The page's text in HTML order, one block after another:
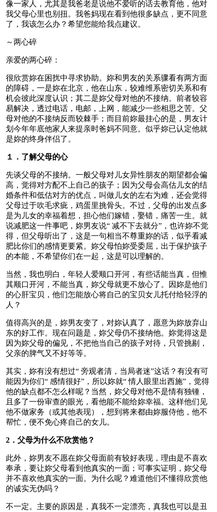
像一家人，尤其是我爸老是说他不爱听的话去教育他，他对
我父母心里也别扭。我爸妈现在看到他很多缺点，更不同意
了，我该怎么办？希望您能给我点建议。
～两心碎
亲爱的两心碎：
很欣赏妳在困扰中寻求协助。妳和男友的关系骤看有两方面
的障碍，一是妳在北京，他在山东，较难维系密切关系和有
机会彼此深度认识；其二是妳父母对他的不接纳。前者较容
易解决，透过电话，电邮，上网，能减少一些相思之苦。父
母对他的不接纳反而较棘手；而目前妳最挂心的是，男友计
划今年年底他家人来提亲时爸妈不同意。似乎妳已认定他就
是妳的终身伴侣了。
１．了解父母的心
先谈父母的不接纳。一般父母对儿女异性朋友的期望都会偏
高，觉得对方配不上自己的孩子；因为父母会高估儿女的结
婚条件和低估对方的优点，叫做儿女的左右为难，还会觉得
父母过于吹毛求疵，鸡蛋里挑骨头。不过，父母的出发点多
是为儿女的幸福着想，担心他们嫁错，娶错，痛苦一生。就
说减肥这一件事吧，妳男友说“ 减不下去就分”，也许妳不觉
得，但父母听出了，这是一句相当不尊重妳的话，似乎看减
肥比你们的感情更要紧。妳父母怕妳受委屈，出于保护孩子
的本能，不希望你们在一起，这是可以理解的。
当然，我也明白，年轻人爱顺口开河，有些话能当真，但惟
其顺口开河，不能当真，妳父母就更不放心了。因妳是他们
的心肝宝贝，他们怎能放心将自己的宝贝女儿托付给轻浮的
人？
值得高兴的是，妳男友变了，对妳认真了，愿意为妳放弃山
东的好工作。现在问题是，妳父母仍不接纳他。妳觉得这是
因为妳父母的偏见，不把他当自己的孩子对待，只管挑剔，
父亲的脾气又不好等等。
其实，妳有没有想过“ 旁观者清，当局者迷”这话？有没有可
能因为你们“ 感情很好”，所以妳就“ 情人眼里出西施”，觉得
他的缺点都不怎么样呢？当然，妳父母对他不是情有独锺，
且多了一份审查的眼光，看他能不能给妳幸福。这样他们见
他不做家务（或其他表现），想到将来都由妳服侍他，他不
帮忙，便不免心疼自己的女儿。
2．父母为什么不欣赏他？
此外，妳男友不愿在妳父母面前有较好表现，理由是不喜欢
奉承，要让妳父母看到他真实的一面；可事实证明，妳父母
并不喜欢他真实的一面。为什么呢？难道他们不懂得欣赏他
的诚实无伪吗？
不一定。主要的原因是，真我不一定漂亮，真我也可以是丑